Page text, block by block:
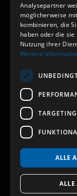
Kontakt
Sie haben ein
Kontakt auf
Analysepartner
möglicherweise
kombinieren, die
haben oder die
Nutzung ihrer
Weitere
TARGETING
ALLE
ALLE